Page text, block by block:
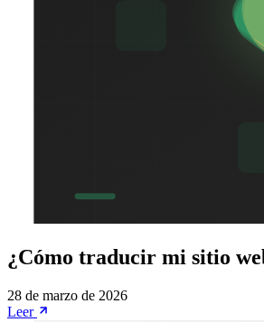
¿Cómo traducir mi sitio
28 de marzo de 2026
Leer